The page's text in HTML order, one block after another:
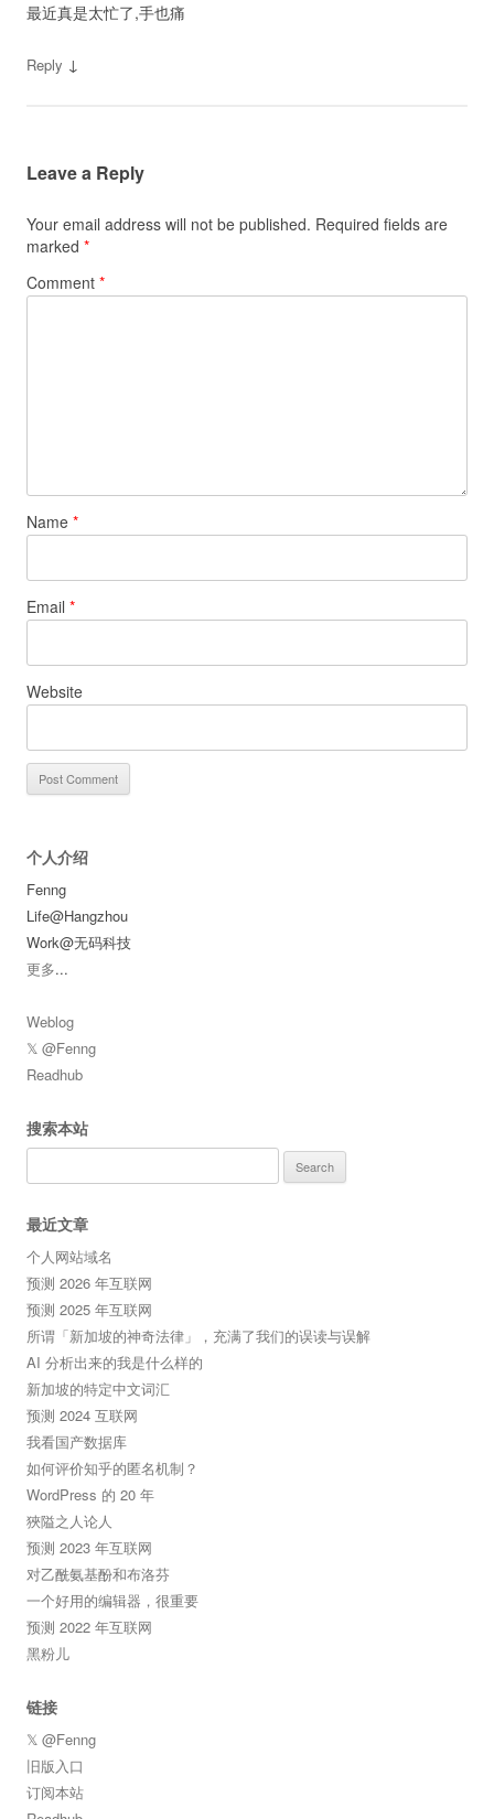
最近真是太忙了,手也痛
Reply ↓
Leave a Reply
Your email address will not be published. Required fields are
marked *
Comment *
Name *
Email *
Website
个人介绍
Fenng
Life@Hangzhou
Work@无码科技
更多...
Weblog
𝕏 @Fenng
Readhub
搜索本站
for:
最近文章
个人网站域名
预测 2026 年互联网
预测 2025 年互联网
所谓「新加坡的神奇法律」，充满了我们的误读与误解
AI 分析出来的我是什么样的
新加坡的特定中文词汇
预测 2024 互联网
我看国产数据库
如何评价知乎的匿名机制？
WordPress 的 20 年
狹隘之人论人
预测 2023 年互联网
对乙酰氨基酚和布洛芬
一个好用的编辑器，很重要
预测 2022 年互联网
黑粉儿
链接
𝕏 @Fenng
旧版入口
订阅本站